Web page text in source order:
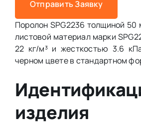
Отправить Заявку
Поролон SPG2236 толщиной
листовой материал марки
22 кг/м³ и жесткостью 3.6
черном цвете в стандартном
изделия